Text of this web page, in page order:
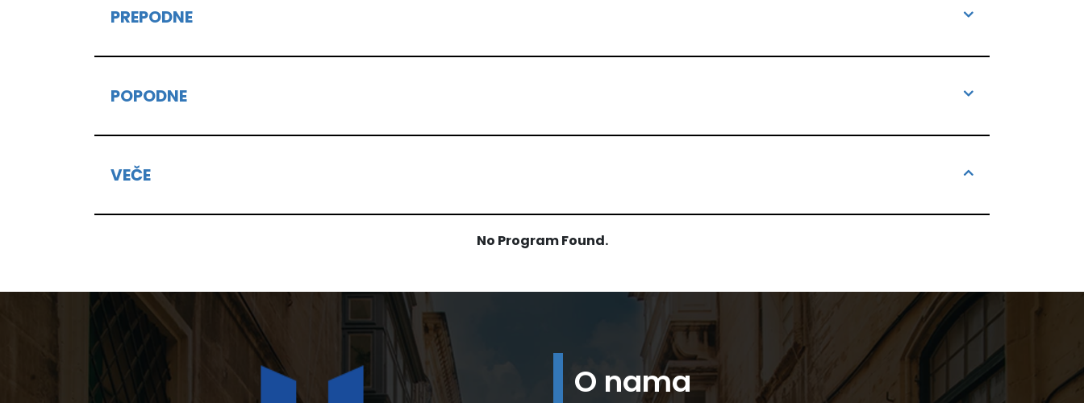
PREPODNE
POPODNE
VEČE
No Program Found.
O nama